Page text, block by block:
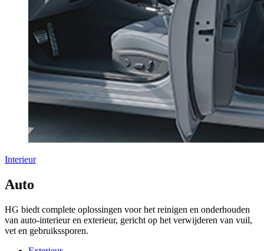
Interieur
Auto
HG biedt complete oplossingen voor het reinigen en onderhouden
van auto-interieur en exterieur, gericht op het verwijderen van vuil,
vet en gebruikssporen.